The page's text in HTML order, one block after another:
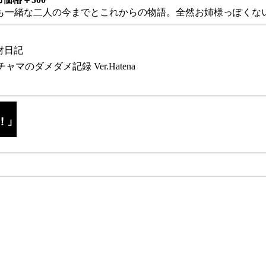
緒な二人の今までとこれからの物語。全然お姉様っぽくな
日記
ャマのダメダメ記録 Ver.Hatena